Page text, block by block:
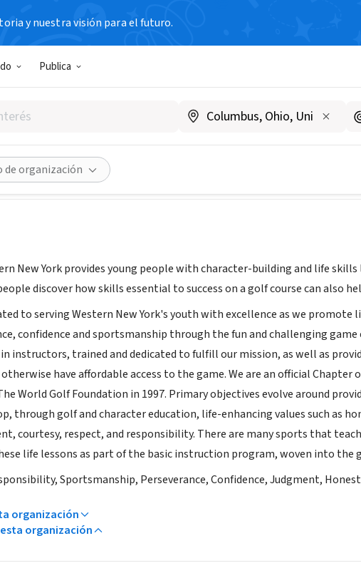
y nuestra visión para el futuro.
Publica
de organización
of Western New York
Compartir
New York provides young people with character-building and life
discover how skills essential to success on a golf course can also
to serving Western New York's youth with excellence as we promote
confidence and sportsmanship through the fun and challenging
instructors, trained and dedicated to fulfill our mission, as well as
have affordable access to the game. We are an official Chapter
World Golf Foundation in 1997. Primary objectives evolve around
through golf and character education, life-enhancing values such as
courtesy, respect, and responsibility. There are many sports that
life lessons as part of the basic instruction program, woven into the
Sportsmanship, Perseverance, Confidence, Judgment,
organización
organización